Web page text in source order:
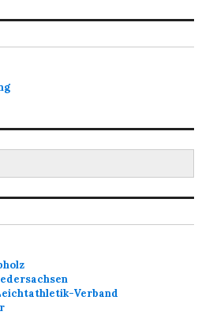
Verband